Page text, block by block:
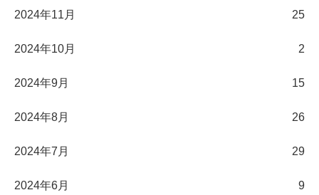
2024年11月 25
2024年10月 2
2024年9月 15
2024年8月 26
2024年7月 29
2024年6月 9